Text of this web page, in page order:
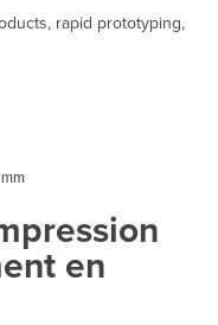
rapid prototyping,
en